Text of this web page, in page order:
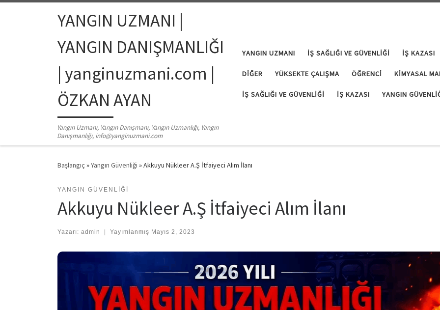
Skip to contentYANGIN UZMANI |
YANGIN DANIŞMANLIĞI
| yanginuzmani.com |
ÖZKAN AYAN
Yangın Uzmanı, Yangın Danışmanı, Yangın Uzmanlığı, Yangın
Danışmanlığı, info@yanginuzmani.com
YANGIN UZMANI İŞ SAĞLIĞI VE GÜVENLIĞI İŞ KAZASI
DIĞER YÜKSEKTE ÇALIŞMA ÖĞRENCI KIMYASAL
İŞ SAĞLIĞI VE GÜVENLIĞI İŞ KAZASI YANGIN
Başlangıç »Yangın Güvenliği »Akkuyu Nükleer A.Ş İtfaiyeci Alım İlanı
YANGIN GÜVENLIĞI
Akkuyu Nükleer A.Ş İtfaiyeci Alım İlanı
Yazarı: admin Yayımlanmış Mayıs 2, 2023